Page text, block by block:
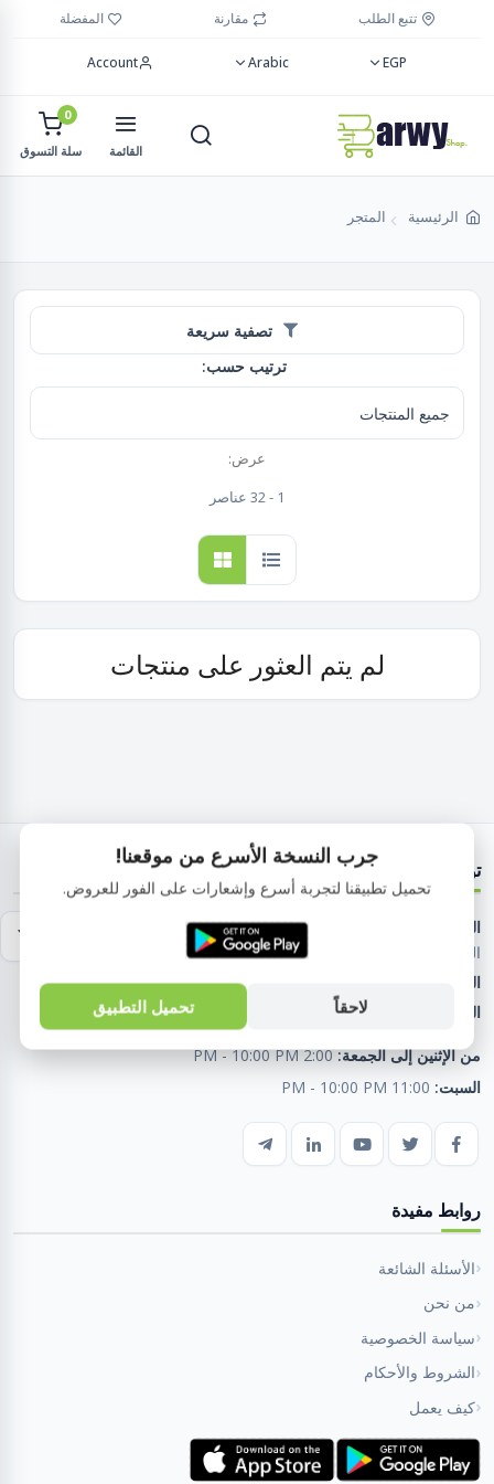
تتبع الطلب مقارنة المفضلة
EGP
Arabic
Account
القائمة
0
سلة التسوق
الرئيسية المتجر
تصفية سريعة
ترتيب حسب:
عرض:
1 - 32 عناصر
لم يتم العثور على منتجات
تواصل معنا
العنوان:
١١٢٥ شارع مدرسه البارون , الحى الأول , الهضبة الوسطى
المقطم القاهرة مصر
الهاتف:
البريد الإلكتروني: fahmyelbarwysons@outlook.com
من الإثنين إلى الجمعة:2:00 PM - 10:00 PM
السبت: 11:00 PM - 10:00 PM
روابط مفيدة
الأسئلة الشائعة
من نحن
سياسة الخصوصية
الشروط والأحكام
كيف يعمل
جرب النسخة الأسرع من موقعنا!
تحميل تطبيقنا لتجربة أسرع وإشعارات على الفور للعروض.
لاحقاً تحميل التطبيق